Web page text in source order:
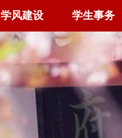
学风建设 学生事务